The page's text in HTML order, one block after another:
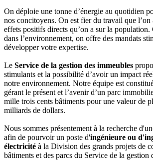
On déploie une tonne d’énergie au quotidien
nos concitoyens. On est fier du travail que l’on
effets positifs directs qu’on a sur la population.
dans l’environnement, on offre des mandats
développer votre expertise.
Le Service de la gestion des immeubles
stimulants et la possibilité d’avoir un impact
notre environnement. Notre équipe est
gérant le présent et l’avenir d’un parc
mille trois cents bâtiments pour une valeur de
milliards de dollars.
Nous sommes présentement à la recherche
afin de pourvoir un poste d'ingénieure ou
électricité à la Division des grands projets de
bâtiments et des parcs du Service de la gestion